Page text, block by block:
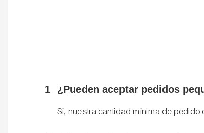
1 ¿Pueden aceptar pedidos
Sí, nuestra cantidad mínima de